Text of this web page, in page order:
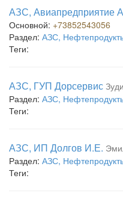
АЗС, Авиапредприятие
Основной: +73852543056
Раздел: АЗС,
Теги:
АЗС, ГУП Дорсервис
Раздел: АЗС,
Теги:
АЗС, ИП Долгов И.Е.
Раздел: АЗС,
Теги: